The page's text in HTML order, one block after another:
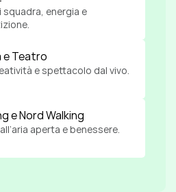
squadra, energia e
e Teatro
e spettacolo dal vivo.
e Nord Walking
aperta e benessere.